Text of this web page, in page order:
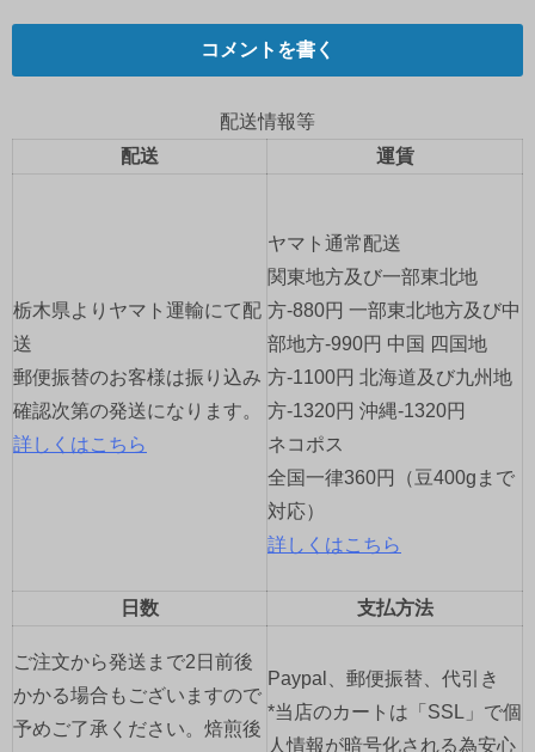
ナ
ビ
ー
ン
コメントを書く
配送情報等
配送
運賃
栃木県よりヤマト運輸にて配
送
郵便振替のお客様は振り込み
確認次第の発送になります。
詳しくはこちら
ヤマト通常配送
関東地方及び一部東北地
方-880円 一部東北地方及び中
部地方-990円 中国 四国地
方-1100円 北海道及び九州地
方-1320円 沖縄-1320円
ネコポス
全国一律360円（豆400gまで
対応）
詳しくはこちら
日数 支払方法
ご注文から発送まで2日前後
かかる場合もございますので
予めご了承ください。焙煎後
Paypal、郵便振替、代引き
*当店のカートは「SSL」で個
人情報が暗号化される為安心